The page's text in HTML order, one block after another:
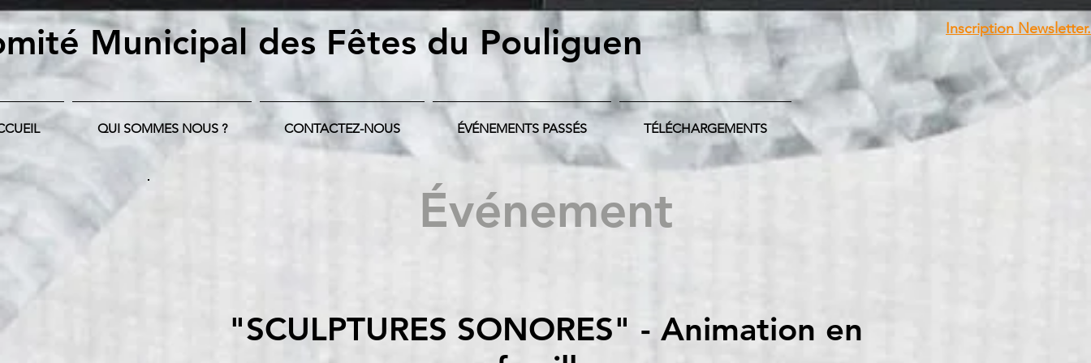
Municipal des Fêtes du Pouliguen
QUI SOMMES NOUS ? CONTACTEZ-NOUS ÉVÉNEMENTS PASSÉS TÉLÉCHARGEMENTS
Inscription
Événement
"SCULPTURES SONORES" - Animation en